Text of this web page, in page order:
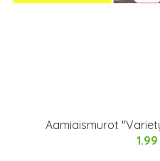
Aamiaismurot
1.99